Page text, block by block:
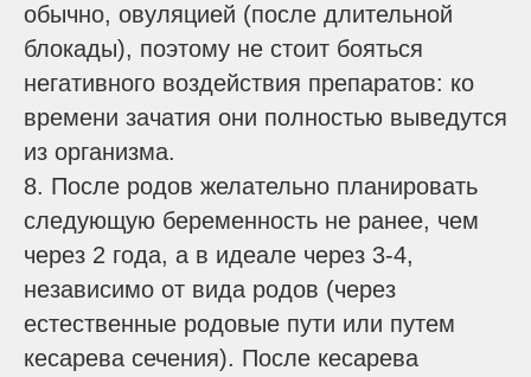
обычно, овуляцией (после длительной
блокады), поэтому не стоит бояться
негативного воздействия препаратов: ко
времени зачатия они полностью выведутся
из организма.
8. После родов желательно планировать
следующую беременность не ранее, чем
через 2 года, а в идеале через 3-4,
независимо от вида родов (через
естественные родовые пути или путем
кесарева сечения). После кесарева